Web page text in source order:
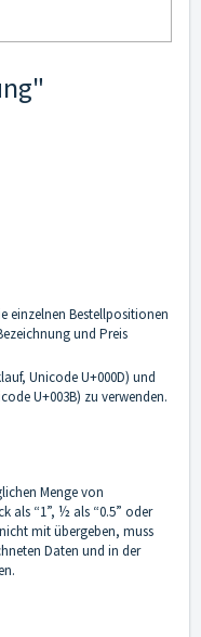
einzelnen Bestellpositionen
und Preis
Unicode U+000D) und
U+003B) zu verwenden.
Menge von
als “1”, ½ als “0.5” oder
mit übergeben, muss
Daten und in der